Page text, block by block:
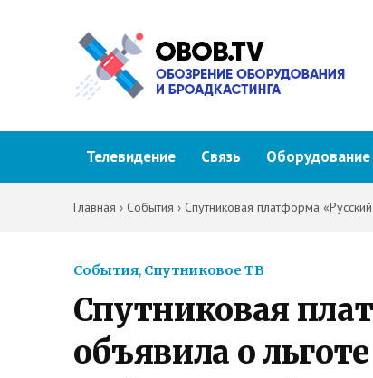
Телевидение Связь Оборудование
Главная › События › Спутниковая платформа
События, Спутниковое ТВ
Спутниковая
объявила о